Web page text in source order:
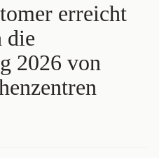
erreicht
die
2026 von